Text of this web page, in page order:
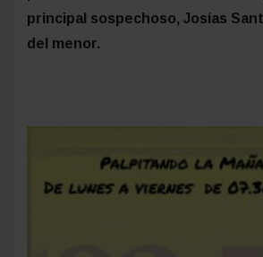
principal sospechoso, Josías
del menor.